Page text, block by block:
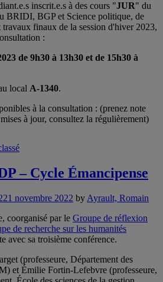
inscrit.e.s à des cours "JUR" du
BRIDI, BGP et Science politique, de
travaux finaux de la session d'hiver 2023,
:
de 9h30 à 13h30 et de 15h30 à
local A-1340.
à la consultation : (prenez note
à jour, consultez la régulièrement)
– Cycle Émancipense
1 novembre 2022 by Ayrault, Romain
coorganisé par le Groupe de réflexion
de recherche sur les humanités
avec sa troisième conférence.
(professeure, Département des
et Émilie Fortin-Lefebvre (professeure,